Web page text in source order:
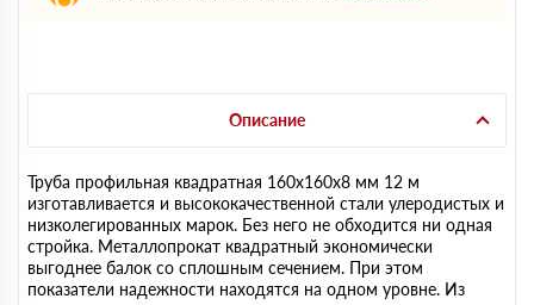
Описание
Труба профильная квадратная 160х160х8 мм 12 м
изготавливается и высококачественной стали улеродистых и
низколегированных марок. Без него не обходится ни одная
стройка. Металлопрокат квадратный экономически
выгоднее балок со сплошным сечением. При этом
показатели надежности находятся на одном уровне. Из